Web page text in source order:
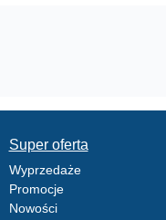
Super oferta
Wyprzedaże
Promocje
Nowości